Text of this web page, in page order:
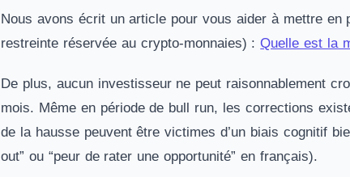
Nous avons écrit un article pour vous aider à mettre
restreinte réservée au crypto-monnaies) :Quelle est la
De plus, aucun investisseur ne peut raisonnablement
mois. Même en période de bull run, les corrections
de la hausse peuvent être victimes d’un biais cognitif
out” ou “peur de rater une opportunité” en français).